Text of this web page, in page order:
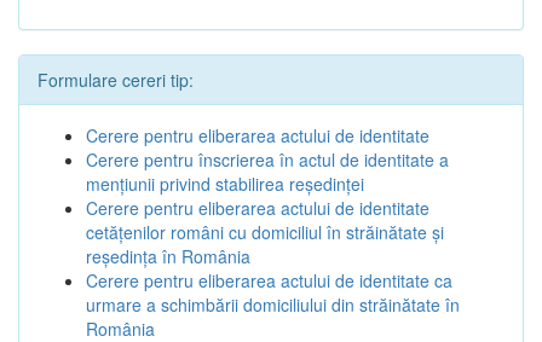
Formulare cereri tip:
Cerere pentru eliberarea actului de identitate
Cerere pentru înscrierea în actul de identitate a
menţiunii privind stabilirea reşedinţei
Cerere pentru eliberarea actului de identitate
cetăţenilor români cu domiciliul în străinătate şi
reşedinţa în România
Cerere pentru eliberarea actului de identitate ca
urmare a schimbării domiciliului din străinătate în
România